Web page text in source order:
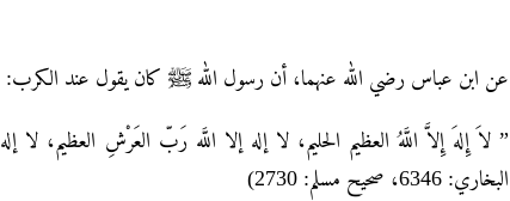
عن ابن عباس رضي الله عنهما، أن رسول الله ﷺ كان يقول عند الكرب:
” لاَ إِلهَ إِلاَّ اللَّهُ العظيم الحليم، لا إله إلا اللَّه رَبّ العَرْشِ
البخاري: 6346، صحيح مسلم: 2730)